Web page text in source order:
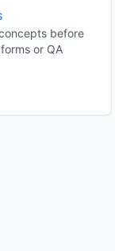
before
or QA